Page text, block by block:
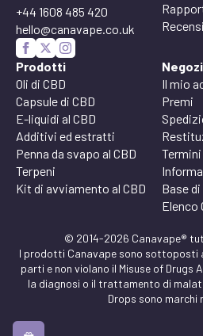
+44 1608 485 420
hello@canavape.co.uk
Prodotti
Oli di CBD
Capsule di CBD
E-liquidi al CBD
Additivi ed estratti
Penna da svapo al CBD
Terpeni
Kit di avviamento al CBD
Il mio
Premi
Base
Elenco
© 2014-2026 Canavape®
I prodotti Canavape sono sottoposti
parti e non violano il Misuse of Drugs
la diagnosi o il trattamento di
Drops sono marchi